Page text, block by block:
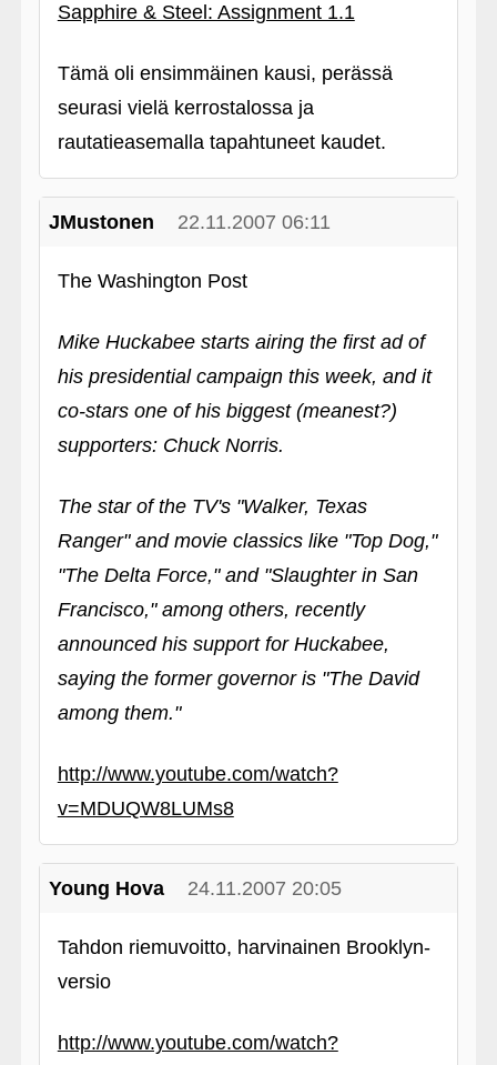
Sapphire & Steel: Assignment 1.1
Tämä oli ensimmäinen kausi, perässä
seurasi vielä kerrostalossa ja
rautatieasemalla tapahtuneet kaudet.
JMustonen 22.11.2007 06:11
The Washington Post
Mike Huckabee starts airing the first ad of
his presidential campaign this week, and it
co-stars one of his biggest (meanest?)
supporters: Chuck Norris.
The star of the TV's "Walker, Texas
Ranger" and movie classics like "Top Dog,"
"The Delta Force," and "Slaughter in San
Francisco," among others, recently
announced his support for Huckabee,
saying the former governor is "The David
among them."
http://www.youtube.com/watch?
v=MDUQW8LUMs8
Young Hova 24.11.2007 20:05
Tahdon riemuvoitto, harvinainen Brooklyn-
versio
http://www.youtube.com/watch?